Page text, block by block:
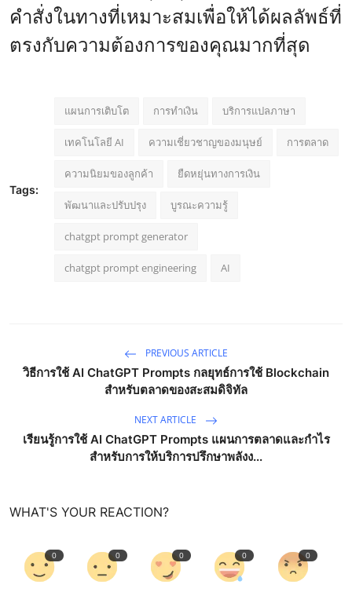
คำสั่งในทางที่เหมาะสมเพื่อให้ได้ผลลัพธ์ที่
ตรงกับความต้องการของคุณมากที่สุด
Tags:
แผนการเติบโต การทำเงิน บริการแปลภาษา
เทคโนโลยี AI ความเชี่ยวชาญของมนุษย์ การตลาด
ความนิยมของลูกค้า ยืดหยุ่นทางการเงิน
พัฒนาและปรับปรุง บูรณะความรู้
chatgpt prompt generator
chatgpt prompt engineering AI
PREVIOUS ARTICLE
วิธีการใช้ AI ChatGPT Prompts กลยุทธ์การใช้ Blockchain
สำหรับตลาดของสะสมดิจิทัล
NEXT ARTICLE
เรียนรู้การใช้ AI ChatGPT Prompts แผนการตลาดและกำไร
สำหรับการให้บริการปรึกษาพลังง...
WHAT'S YOUR REACTION?
0 0 0 0 0